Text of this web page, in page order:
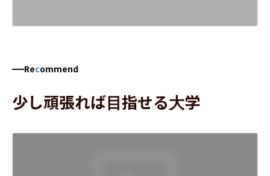
Recommend
少し頑張れば目指せる大学